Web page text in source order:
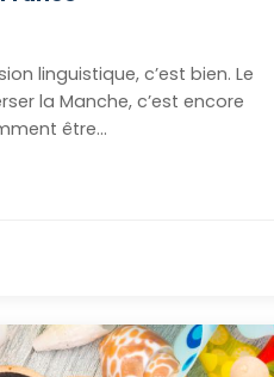
linguistique, c’est bien. Le
la Manche, c’est encore
être...